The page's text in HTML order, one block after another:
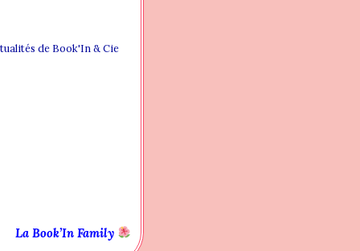
hommes
de Book'In & Cie
La Book’In Family